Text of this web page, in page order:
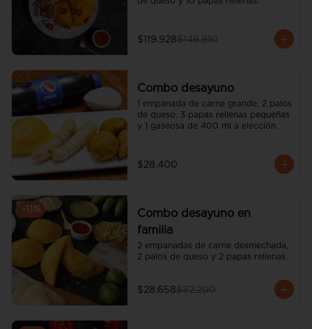
$119.928$149.910
Combo desayuno
1 empanada de carne grande, 2 palos
de queso, 3 papas rellenas pequeñas
y 1 gaseosa de 400 ml a elección.
$28.400
-11 %
Combo desayuno en
familia
2 empanadas de carne desmechada,
2 palos de queso y 2 papas rellenas.
$28.658$32.200